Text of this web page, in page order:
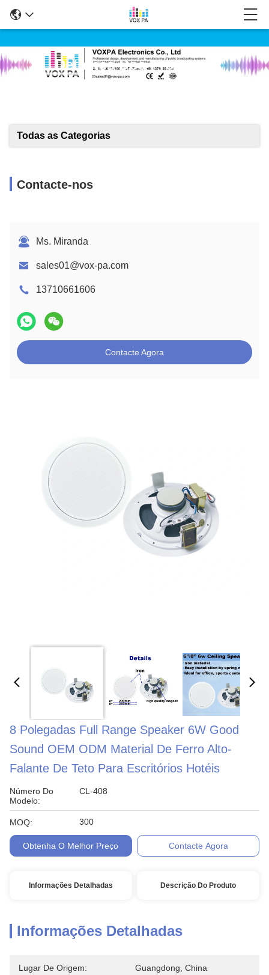
Detalhes Dos Produtos
Todas as Categorias
Contacte-nos
Ms. Miranda
sales01@vox-pa.com
13710661606
Contacte Agora
8 Polegadas Full Range Speaker 6W Good
Sound OEM ODM Material De Ferro Alto-
Falante De Teto Para Escritórios Hotéis
Número Do
Modelo:
CL-408
MOQ: 300
Obtenha O Melhor Preço Contacte Agora
Informações Detalhadas Descrição Do Produto
Informações Detalhadas
Lugar De Origem: Guangdong, China